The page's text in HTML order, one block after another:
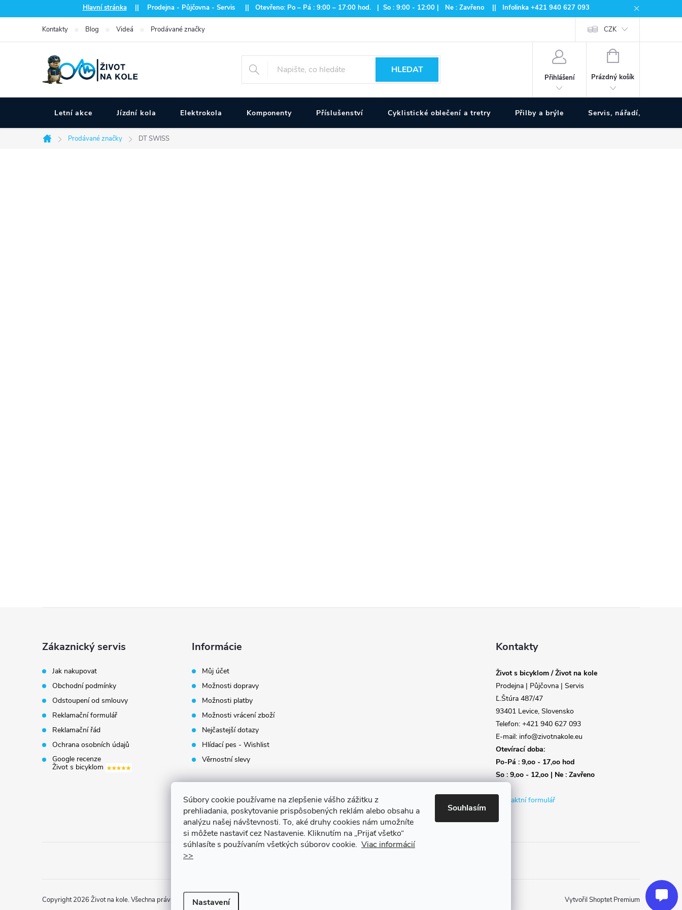
Súbory cookie používame na zlepšenie vášho zážitku z
prehliadania, poskytovanie prispôsobených reklám alebo obsahu a
analýzu našej návštevnosti. To, aké druhy cookies nám umožníte
si môžete nastaviť cez Nastavenie. Kliknutím na „Prijať všetko“
súhlasíte s používaním všetkých súborov cookie. Viac informácií
>>
Nastavení
Souhlasím
na
Hlavní stránka|| Prodejna - Půjčovna - Servis || Otevřeno: Po – Pá : 9:00 – 17:00 hod. | So : 9:00 - 12:00 | Ne : Zavřeno || Infolinka +421 940 627 093
Kontakty Blog Videá Prodávané značky CZK
HLEDAT
Přihlášení
NÁKUPNÍ
Prázdný košík
Letní akce Jízdní kola Elektrokola Komponenty Příslušenství Cyklistické oblečení a tretry Přilby a brýle Servis, nářadí, pumpy
Domů
Prodávané značky DT SWISS
Zákaznický servis
Jak nakupovat
Obchodní podmínky
Odstoupení od smlouvy
Reklamační formulář
Reklamační řád
Ochrana osobních údajů
Google recenze
Život s bicyklom
Informácie
Můj účet
Možnosti dopravy
Možnosti platby
Možnosti vrácení zboží
Nejčastejší dotazy
Hlídací pes - Wishlist
Věrnostní slevy
Kontakty
Život s bicyklom / Život na kole
Prodejna | Půjčovna | Servis
Ľ.Štúra 487/47
93401 Levice, Slovensko
Telefon: +421 940 627 093
E-mail: info@zivotnakole.eu
Otevírací doba:
Po-Pá : 9,oo - 17,oo hod
So : 9,oo - 12,oo | Ne : Zavřeno
Kontaktní formulář
Vytvořil Shoptet Premium
Copyright 2026 Život na kole. Všechna práva vyhrazena.Upravit nastavení cookies
Poslat